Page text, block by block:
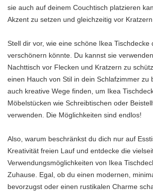
sie auch auf deinem Couchtisch platzieren
Akzent zu setzen und gleichzeitig vor
Stell dir vor, wie eine schöne Ikea Tischdecke
verschönern könnte. Du kannst sie
Nachttisch vor Flecken und Kratzern zu
einen Hauch von Stil in dein Schlafzimmer zu
auch kreative Wege finden, um Ikea
Möbelstücken wie Schreibtischen oder
verwenden. Die Möglichkeiten sind endlos!
Also, warum beschränkst du dich nur auf
Kreativität freien Lauf und entdecke die
Verwendungsmöglichkeiten von Ikea
Zuhause. Egal, ob du einen modernen,
bevorzugst oder einen rustikalen Charme